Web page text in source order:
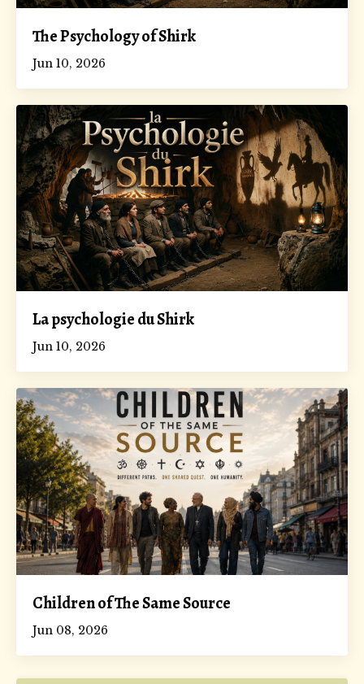
The Psychology of Shirk
Jun 10, 2026
La psychologie du Shirk
Jun 10, 2026
Children of The Same Source
Jun 08, 2026